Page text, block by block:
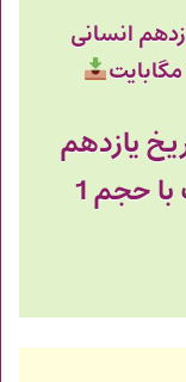
انسانی
یازدهم
انسانی تیر 1405 با جواب با حجم 1